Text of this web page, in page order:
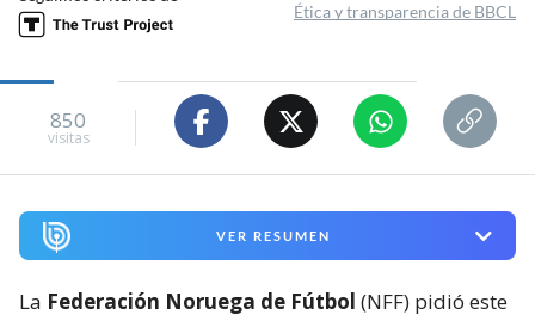
Ética y transparencia de BBCL
850
visitas
VER RESUMEN
La Federación Noruega de Fútbol (NFF) pidió este